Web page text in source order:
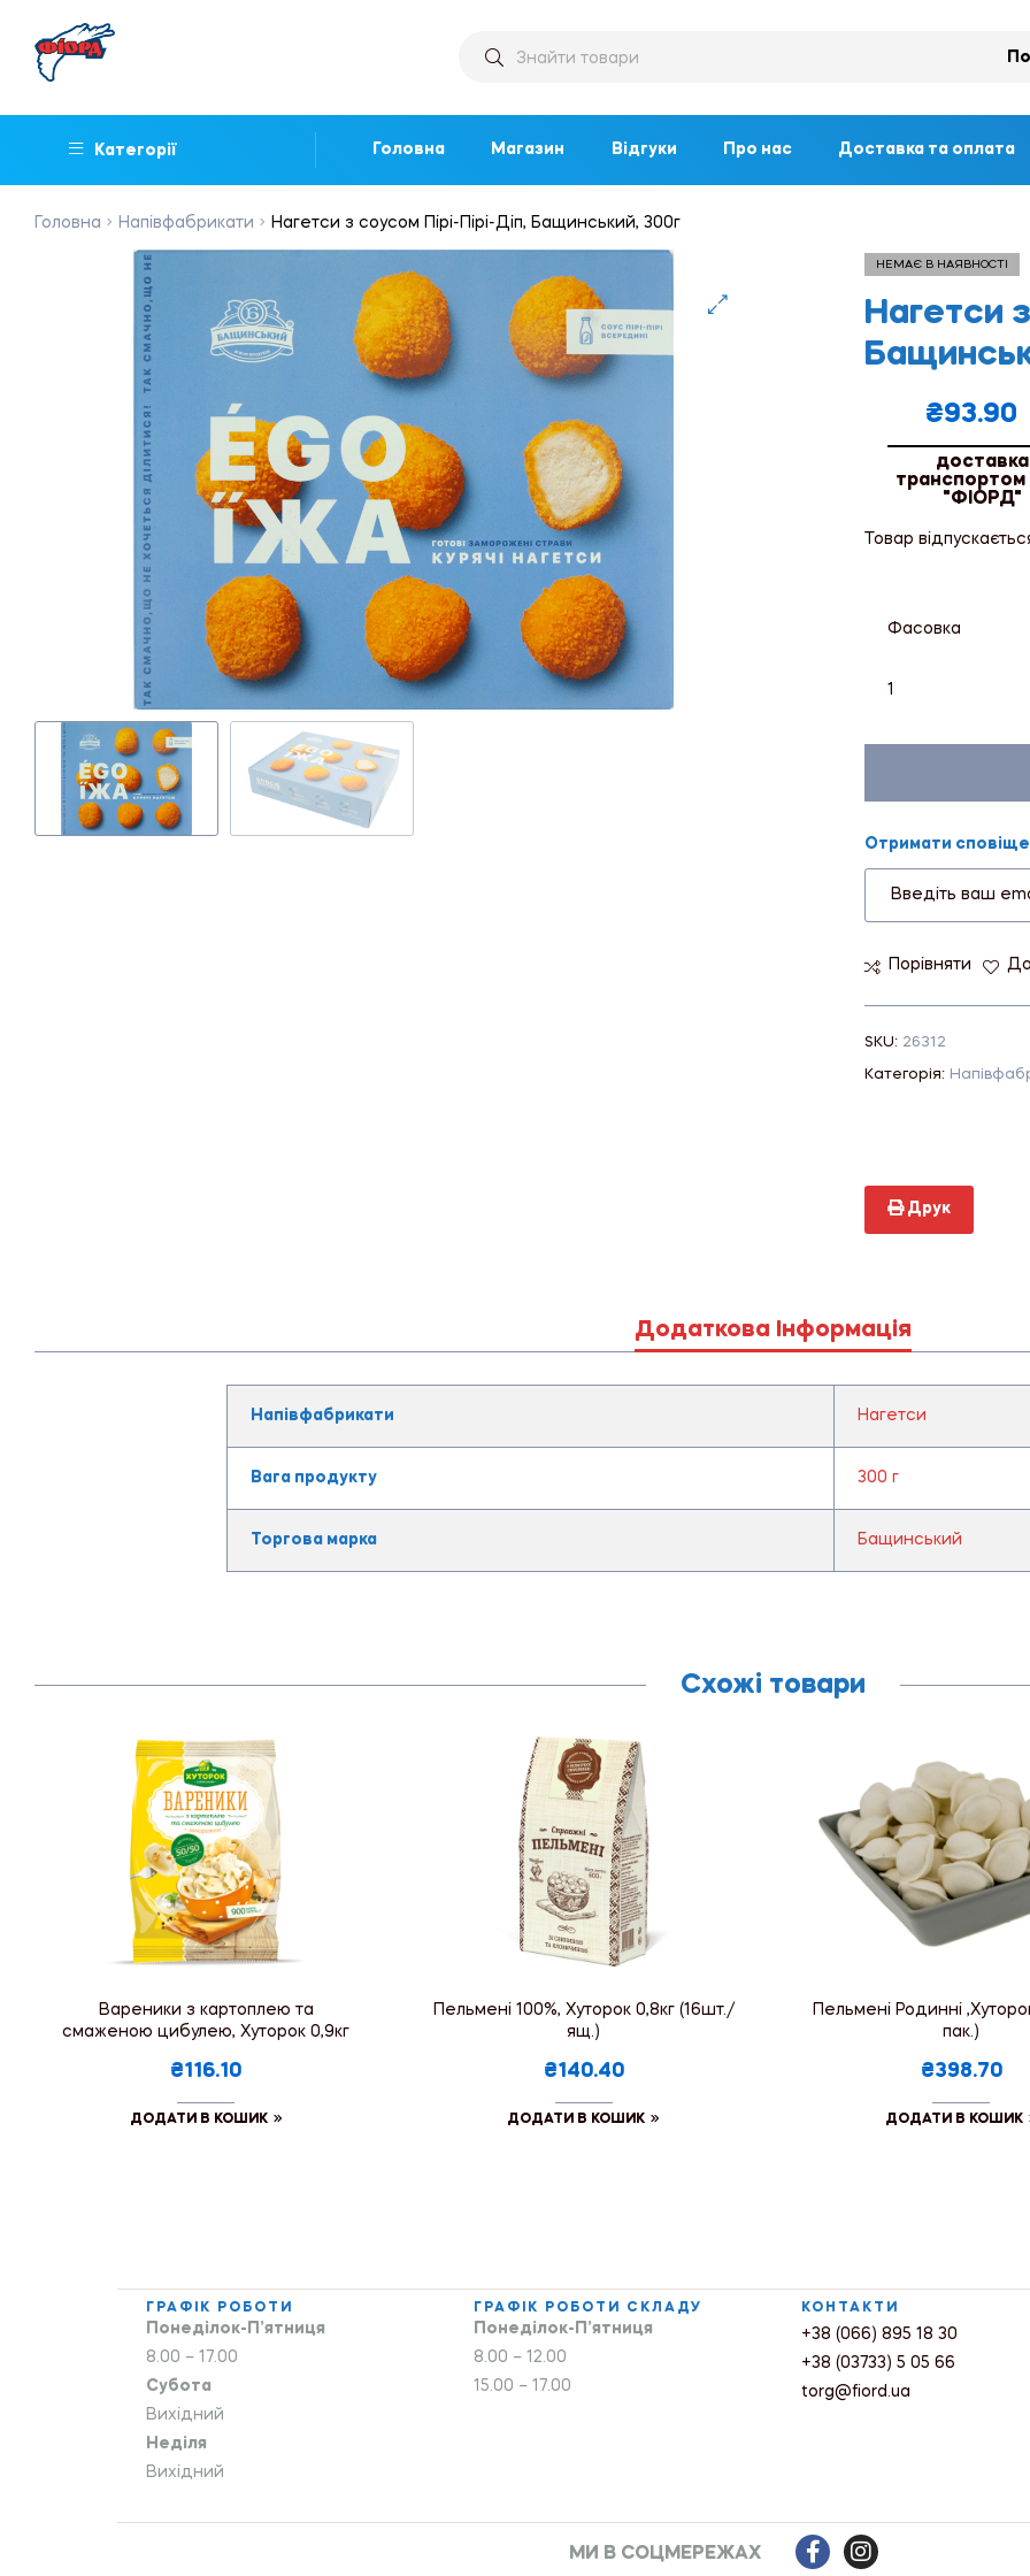
Категорії Головна Магазин Відгуки Про нас Доставка та оплата
Головна Напівфабрикати Нагетси з соусом Пірі-Пірі-Діп, Бащинський, 300г
НЕМАЄ В НАЯВНОСТІ
Нагетси
₴93.90
доставка
"ФІОРД"
Товар
Фасовка
1
Отримати
Порівняти
SKU: 26312
Категорія:
Друк
Додаткова Інформація
Напівфабрикати Нагетси
Вага продукту 300 г
Торгова марка Бащинський
Схожі товари
Вареники з картоплею та
смаженою цибулею, Хуторок 0,9кг
₴116.10
ДОДАТИ В КОШИК
Пельмені 100%, Хуторок 0,8кг (16шт./
ящ.)
₴140.40
ДОДАТИ В КОШИК
Пельмені Родинні
пак.)
₴398.70
ДОДАТИ В КОШИК
ГРАФІК РОБОТИ
Понеділок-П’ятниця
8.00 – 17.00
Субота
Вихідний
Неділя
Вихідний
ГРАФІК РОБОТИ СКЛАДУ
Понеділок-П’ятниця
8.00 – 12.00
15.00 – 17.00
КОНТАКТИ
+38 (066) 895 18 30
+38 (03733) 5 05 66
torg@fiord.ua
МИ В СОЦМЕРЕЖАХ